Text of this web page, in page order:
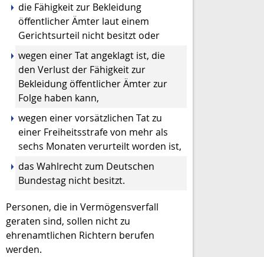
die Fähigkeit zur Bekleidung
öffentlicher Ämter laut einem
Gerichtsurteil nicht besitzt oder
wegen einer Tat angeklagt ist, die
den Verlust der Fähigkeit zur
Bekleidung öffentlicher Ämter zur
Folge haben kann,
wegen einer vorsätzlichen Tat zu
einer Freiheitsstrafe von mehr als
sechs Monaten verurteilt worden ist,
das Wahlrecht zum Deutschen
Bundestag nicht besitzt.
Personen, die in Vermögensverfall
geraten sind, sollen nicht zu
ehrenamtlichen Richtern berufen
werden.